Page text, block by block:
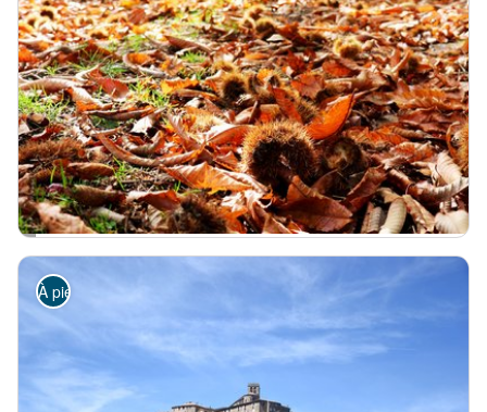
Au cœur d'une châtaigneraie sur la commune d'Ajoux - © Office de tourisme
AJOUX
Ajoux - Le joli pont en pierre
Châtaigneraie
Patrimoine agricole
Difficile
5h 16,3km +637m
À pied